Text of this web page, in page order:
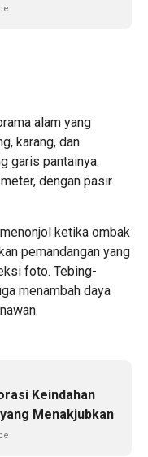
alam yang
karang, dan
garis pantainya.
dengan pasir
ketika ombak
pemandangan yang
foto. Tebing-
menambah daya
Keindahan
Menakjubkan